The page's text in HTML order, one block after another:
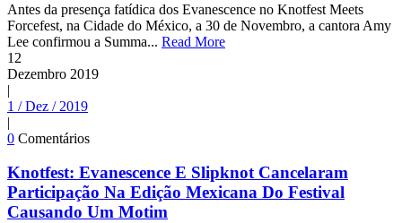
Antes da presença fatídica dos Evanescence no Knotfest Meets
Forcefest, na Cidade do México, a 30 de Novembro, a cantora Amy
Lee confirmou a Summa... Read More
12
Dezembro 2019
|
1 / Dez / 2019
|
0 Comentários
Knotfest: Evanescence E Slipknot Cancelaram
Participação Na Edição Mexicana Do Festival
Causando Um Motim